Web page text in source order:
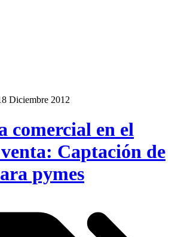
Diciembre 2012
comercial en el
Captación de
pymes